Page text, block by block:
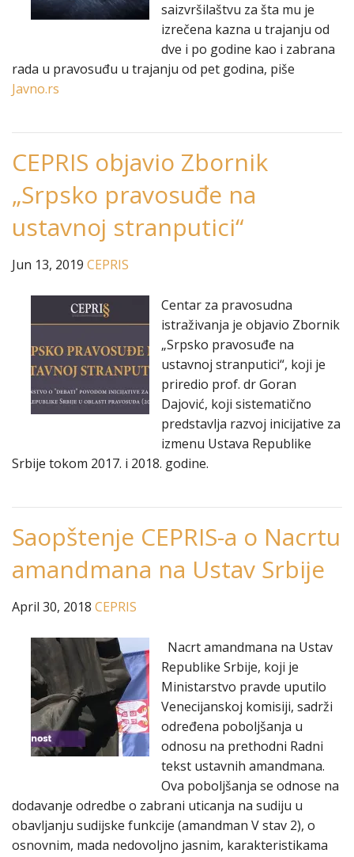
saizvršilaštvu za šta mu je
izrečena kazna u trajanju od
dve i po godine kao i zabrana
rada u pravosuđu u trajanju od pet godina, piše
Javno.rs
CEPRIS objavio Zbornik
„Srpsko pravosuđe na
ustavnoj stranputici“
Jun 13, 2019 CEPRIS
Centar za pravosudna
istraživanja je objavio Zbornik
„Srpsko pravosuđe na
ustavnoj stranputici“, koji je
priredio prof. dr Goran
Dajović, koji sistematično
predstavlja razvoj inicijative za
izmenu Ustava Republike
Srbije tokom 2017. i 2018. godine.
Saopštenje CEPRIS-a o Nacrtu
amandmana na Ustav Srbije
April 30, 2018 CEPRIS
Nacrt amandmana na Ustav
Republike Srbije, koji je
Ministarstvo pravde uputilo
Venecijanskoj komisiji, sadrži
određena poboljšanja u
odnosu na prethodni Radni
tekst ustavnih amandmana.
Ova poboljšanja se odnose na
dodavanje odredbe o zabrani uticanja na sudiju u
obavljanju sudijske funkcije (amandman V stav 2), o
osnovnim, mada nedovoljno jasnim, karakteristikama